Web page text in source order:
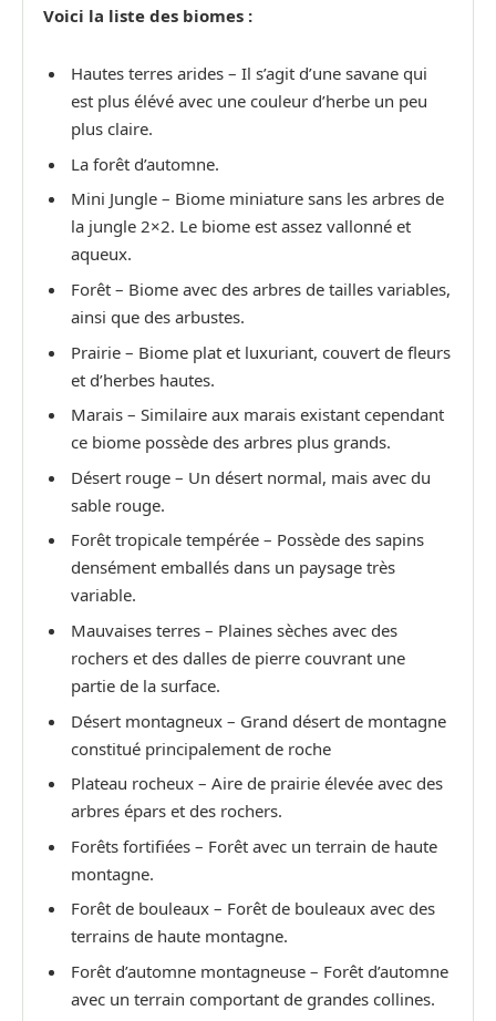
Voici la liste des biomes :
Hautes terres arides – Il s’agit d’une savane qui
est plus élévé avec une couleur d’herbe un peu
plus claire.
La forêt d’automne.
Mini Jungle – Biome miniature sans les arbres de
la jungle 2×2. Le biome est assez vallonné et
aqueux.
Forêt – Biome avec des arbres de tailles variables,
ainsi que des arbustes.
Prairie – Biome plat et luxuriant, couvert de fleurs
et d’herbes hautes.
Marais – Similaire aux marais existant cependant
ce biome possède des arbres plus grands.
Désert rouge – Un désert normal, mais avec du
sable rouge.
Forêt tropicale tempérée – Possède des sapins
densément emballés dans un paysage très
variable.
Mauvaises terres – Plaines sèches avec des
rochers et des dalles de pierre couvrant une
partie de la surface.
Désert montagneux – Grand désert de montagne
constitué principalement de roche
Plateau rocheux – Aire de prairie élevée avec des
arbres épars et des rochers.
Forêts fortifiées – Forêt avec un terrain de haute
montagne.
Forêt de bouleaux – Forêt de bouleaux avec des
terrains de haute montagne.
Forêt d’automne montagneuse – Forêt d’automne
avec un terrain comportant de grandes collines.